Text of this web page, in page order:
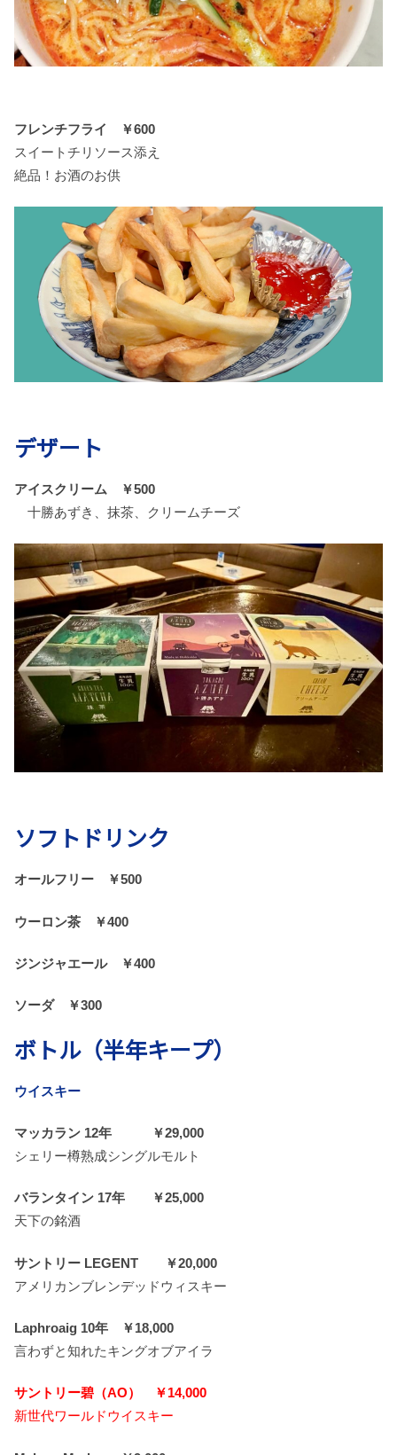
フレンチフライ ￥600
スイートチリソース添え
絶品！お酒のお供
デザート
アイスクリーム ￥500
十勝あずき、抹茶、クリームチーズ
ソフトドリンク
オールフリー ￥500
ウーロン茶 ￥400
ジンジャエール ￥400
ソーダ ￥300
ボトル（半年キープ）
ウイスキー
マッカラン 12年 ￥29,000
シェリー樽熟成シングルモルト
バランタイン 17年 ￥25,000
天下の銘酒
サントリー LEGENT ￥20,000
アメリカンブレンデッドウィスキー
Laphroaig 10年 ￥18,000
言わずと知れたキングオブアイラ
サントリー碧（AO） ￥14,000
新世代ワールドウイスキー